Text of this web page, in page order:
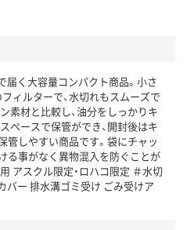
。下記商品詳細「
点項目
」で確認できます。
届く大容量コンパクト商品。小さ
ィルターで、水切れもスムーズで
素材と比較し、油分をしっかりキ
ペースで保管ができ、開封後はキ
管しやすい商品です。袋にチャッ
る事がなく異物混入を防ぐことが
アスクル限定・ロハコ限定 ＃水切
バー 排水溝ゴミ受け ごみ受けア